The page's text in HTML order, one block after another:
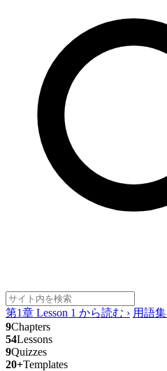
第1章 Lesson 1 から読む › 用語集
9Chapters
54Lessons
9Quizzes
20+Templates